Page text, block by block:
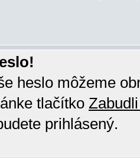
heslo môžeme
tlačítko
prihlásený.